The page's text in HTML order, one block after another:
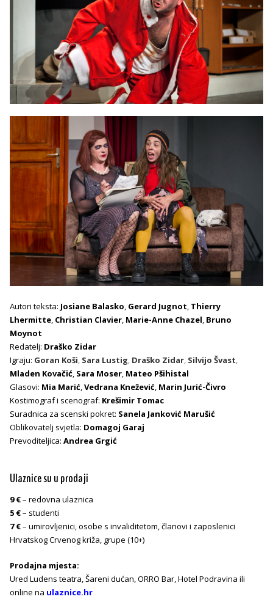
Autori teksta: Josiane Balasko, Gerard Jugnot, Thierry
Lhermitte, Christian Clavier, Marie-Anne Chazel, Bruno
Moynot
Redatelj: Draško Zidar
Igraju: Goran Koši, Sara Lustig, Draško Zidar, Silvijo Švast,
Mladen Kovačić, Sara Moser, Mateo Pšihistal
Glasovi: Mia Marić,Vedrana Knežević, Marin Jurić-Čivro
Kostimograf i scenograf: Krešimir Tomac
Suradnica za scenski pokret: Sanela Janković Marušić
Oblikovatelj svjetla: Domagoj Garaj
Prevoditeljica: Andrea Grgić
Ulaznice su u prodaji
9 €– redovna ulaznica
5 €– studenti
7 €– umirovljenici, osobe s invaliditetom, članovi i zaposlenici
Hrvatskog Crvenog križa, grupe (10+)
Prodajna mjesta:
Ured Ludens teatra, Šareni dućan, ORRO Bar, Hotel Podravina ili
online na ulaznice.hr